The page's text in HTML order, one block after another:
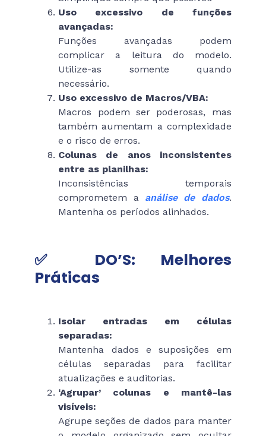
Uso excessivo de funções
avançadas:
Funções avançadas podem
complicar a leitura do modelo.
Utilize-as somente quando
necessário.
Uso excessivo de Macros/VBA:
Macros podem ser poderosas, mas
também aumentam a complexidade
e o risco de erros.
Colunas de anos inconsistentes
entre as planilhas:
Inconsistências temporais
comprometem a análise de dados.
Mantenha os períodos alinhados.
✅ DO’S: Melhores
Práticas
Isolar entradas em células
separadas:
Mantenha dados e suposições em
células separadas para facilitar
atualizações e auditorias.
‘Agrupar’ colunas e mantê-las
visíveis:
Agrupe seções de dados para manter